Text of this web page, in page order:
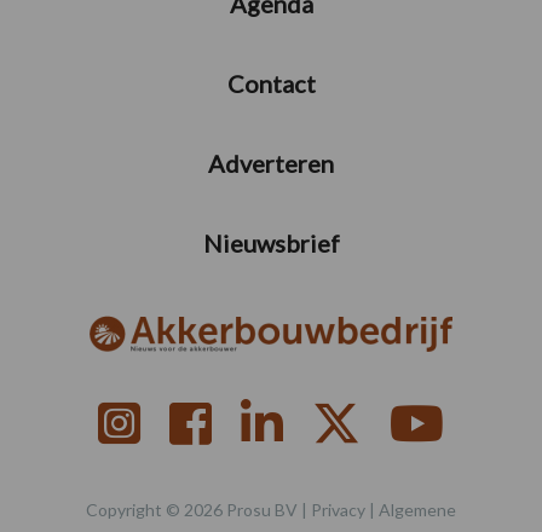
Contact
Adverteren
Nieuwsbrief
Copyright © 2026 Prosu BV | Privacy | Algemene